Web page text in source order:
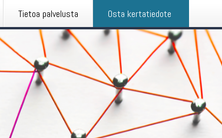
Tietoa palvelusta Osta kertatiedote